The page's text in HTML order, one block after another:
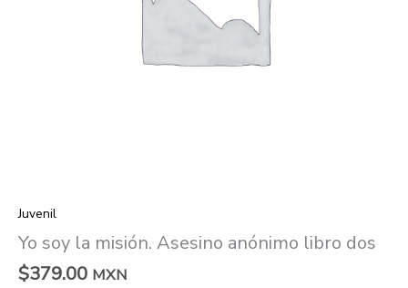
Juvenil
Yo soy la misión. Asesino anónimo libro dos
$379.00 MXN